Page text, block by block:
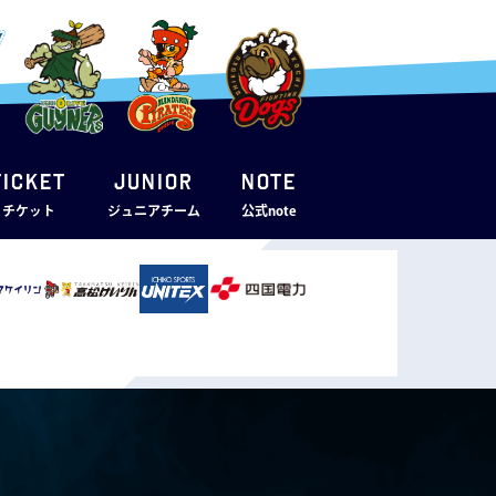
ケット
JUNIOR
ジュニアチーム
note
公式note